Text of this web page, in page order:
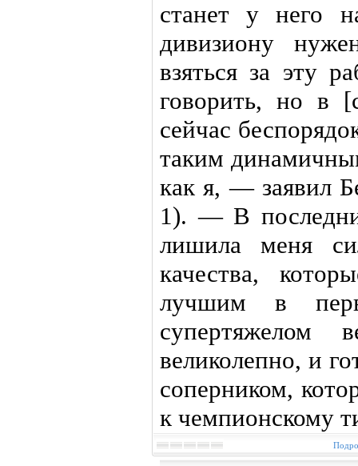
станет у него
дивизиону
взяться за эту
говорить, но в
сейчас
таким
как я, — заявил
1). — В
лишила меня
качества,
лучшим в
супертяжелом
великолепно, и
соперником,
к чемпионскому